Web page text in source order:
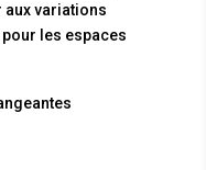
aux variations
les espaces